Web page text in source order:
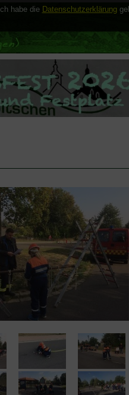
habe die Datenschutzerklärung